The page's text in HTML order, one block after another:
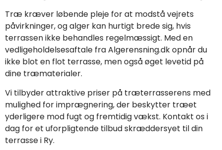
Træ kræver løbende pleje for at modstå vejrets
påvirkninger, og alger kan hurtigt brede sig, hvis
terrassen ikke behandles regelmæssigt. Med en
vedligeholdelsesaftale fra Algerensning.dk opnår du
ikke blot en flot terrasse, men også øget levetid på
dine træmaterialer.
Vi tilbyder attraktive priser på træterrasserens med
mulighed for imprægnering, der beskytter træet
yderligere mod fugt og fremtidig vækst. Kontakt os i
dag for et uforpligtende tilbud skræddersyet til din
terrasse i Ry.